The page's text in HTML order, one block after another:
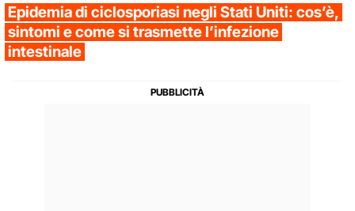
Epidemia di ciclosporiasi negli Stati Uniti: cos’è,
sintomi e come si trasmette l’infezione
intestinale